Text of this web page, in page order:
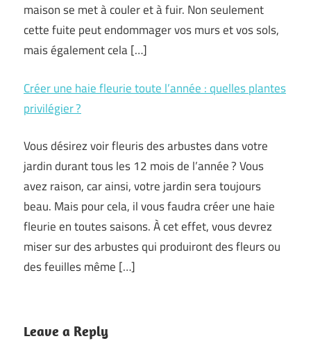
maison se met à couler et à fuir. Non seulement
cette fuite peut endommager vos murs et vos sols,
mais également cela […]
Créer une haie fleurie toute l’année : quelles plantes
privilégier ?
Vous désirez voir fleuris des arbustes dans votre
jardin durant tous les 12 mois de l’année ? Vous
avez raison, car ainsi, votre jardin sera toujours
beau. Mais pour cela, il vous faudra créer une haie
fleurie en toutes saisons. À cet effet, vous devrez
miser sur des arbustes qui produiront des fleurs ou
des feuilles même […]
Leave a Reply